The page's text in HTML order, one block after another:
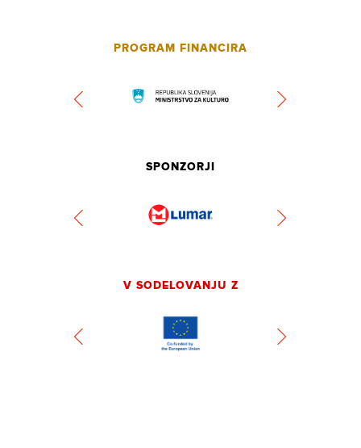
PROGRAM FINANCIRA
SPONZORJI
V SODELOVANJU Z